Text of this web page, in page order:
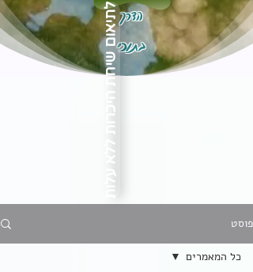
הדרך
בתוכילתיאום שיחת היכרות ללא עלות
פוסט
כל המאמרים